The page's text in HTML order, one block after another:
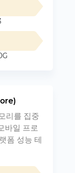
리를 집중
바일 프로
폼 성능 테